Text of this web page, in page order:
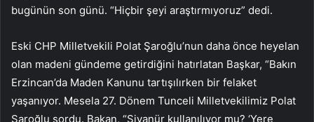
bugünün son günü. “Hiçbir şeyi araştırmıyoruz” dedi.
Eski CHP Milletvekili Polat Şaroğlu’nun daha önce heyelan
olan madeni gündeme getirdiğini hatırlatan Başkar, “Bakın
Erzincan’da Maden Kanunu tartışılırken bir felaket
yaşanıyor. Mesela 27. Dönem Tunceli Milletvekilimiz Polat
Şaroğlu sordu. Bakan, “Siyanür kullanılıyor mu? ‘Yere